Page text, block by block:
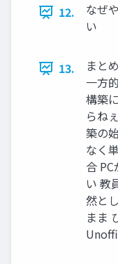
12.
なぜ
い
13.
まと
一方
構築
らね
築の
なく
合
い 教
然と
まま